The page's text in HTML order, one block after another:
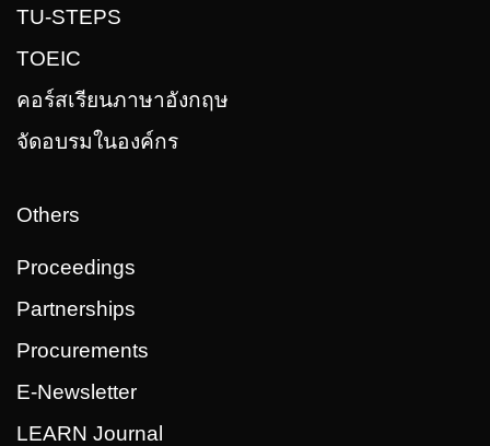
TU-STEPS
TOEIC
คอร์สเรียนภาษาอังกฤษ
จัดอบรมในองค์กร
Others
Proceedings
Partnerships
Procurements
E-Newsletter
LEARN Journal